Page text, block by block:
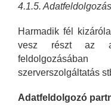
4.1.5.
Harmadik fél
vesz részt az
szerverszolgáltatás
Adatfeldolgozó